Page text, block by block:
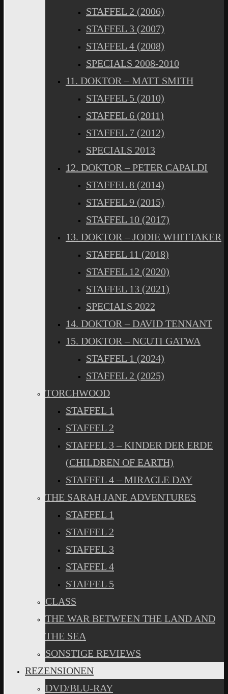
STAFFEL 2 (2006)
STAFFEL 3 (2007)
STAFFEL 4 (2008)
SPECIALS 2008-2010
11. DOKTOR – MATT SMITH
STAFFEL 5 (2010)
STAFFEL 6 (2011)
STAFFEL 7 (2012)
SPECIALS 2013
12. DOKTOR – PETER CAPALDI
STAFFEL 8 (2014)
STAFFEL 9 (2015)
STAFFEL 10 (2017)
13. DOKTOR – JODIE WHITTAKER
STAFFEL 11 (2018)
STAFFEL 12 (2020)
STAFFEL 13 (2021)
SPECIALS 2022
14. DOKTOR – DAVID TENNANT
15. DOKTOR – NCUTI GATWA
STAFFEL 1 (2024)
STAFFEL 2 (2025)
TORCHWOOD
STAFFEL 1
STAFFEL 2
STAFFEL 3 – KINDER DER ERDE
(CHILDREN OF EARTH)
STAFFEL 4 – MIRACLE DAY
THE SARAH JANE ADVENTURES
STAFFEL 1
STAFFEL 2
STAFFEL 3
STAFFEL 4
STAFFEL 5
CLASS
THE WAR BETWEEN THE LAND AND
THE SEA
SONSTIGE REVIEWS
REZENSIONEN
DVD/BLU-RAY